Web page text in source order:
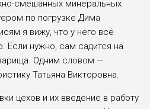
смешанных минеральных
по погрузке Дима
я вижу, что у него всё
Если нужно, сам садится на
Одним словом —
Татьяна Викторовна.
цехов и их введение в работу